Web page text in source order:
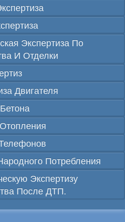
Экспертиза По
И Отделки
Двигателя
Потребления
Экспертизу
После ДТП.